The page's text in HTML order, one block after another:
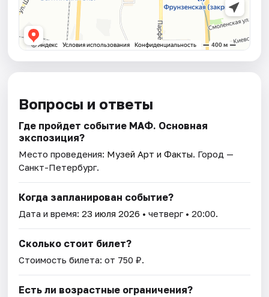
Вопросы и ответы
Где пройдет событие МАФ. Основная
экспозиция?
Место проведения: Музей Арт и Факты. Город —
Санкт-Петербург.
Когда запланирован событие?
Дата и время:23 июля 2026 • четверг • 20:00.
Сколько стоит билет?
Стоимость билета: от 750 ₽.
Есть ли возрастные ограничения?